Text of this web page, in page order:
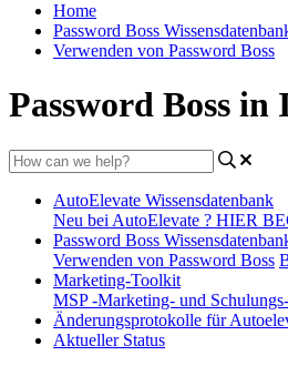
Home
Password Boss
Verwenden von Password Boss
Password Boss
AutoElevate Wissensdatenbank
Neu bei AutoElevate ? HIER
Password Boss
Verwenden von Password Boss
Marketing-Toolkit
MSP -Marketing- und
Änderungsprotokolle für
Aktueller Status